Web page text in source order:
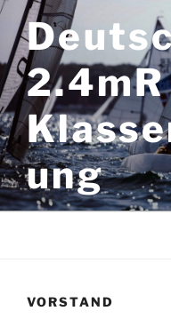
Zum
Inhalt
springen
2.4mR
ung
VORSTAND